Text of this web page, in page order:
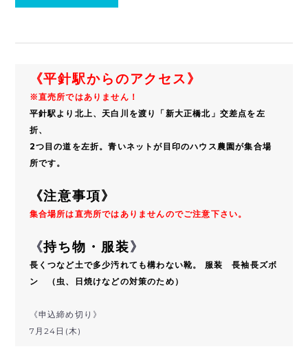
《平針駅からのアクセス》
※直売所ではありません！
平針駅より北上、天白川を渡り「新大正橋北」交差点を左
折、
2つ目の道を左折。青いネットが目印のハウス農園が集合場
所です。
《注意事項》
集合場所は直売所ではありませんのでご注意下さい。
《持ち物・服装》
長くつなど土で多少汚れても構わない靴。 服装 長袖長ズボ
ン （虫、日焼けなどの対策のため）
《申込締め切り》
7月24日(木)